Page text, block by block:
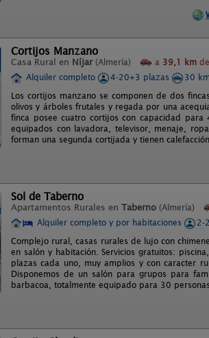
Cortijos Manzano
Casa Rural en Níjar (Almería) a 39,1 km
Alquiler completo
4-20+3 plazas
30
Los cortijos manzano se componen de dos
olivos y árboles frutales y regada por una
finca posee cuatro cortijos con capacidad para
equipados con lavadora, televisor, menaje,
forman una segunda cortijada y tienen
Sol de Taberno
Apartamentos Rurales en Taberno (Almería)
Alquiler completo y por habitaciones
2-
Complejo rural, casas rurales de lujo con
en salón y habitación. Servicios gratuitos:
plazas cada uno, muy amplios y con caracter
Disponemos de un salón para grupos para
barbacoa, totalmente equipado para 30 personas.